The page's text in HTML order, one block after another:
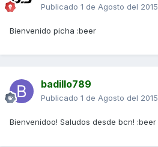
Publicado 1 de Agosto del 2015
Bienvenido picha :beer
badillo789
Publicado 1 de Agosto del 2015
Bienvenidoo! Saludos desde bcn! :beer